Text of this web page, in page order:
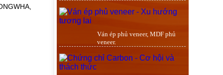
Ván ép phủ veneer, MDF phủ
veneer.